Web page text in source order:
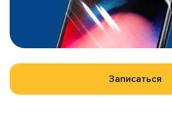
Записаться